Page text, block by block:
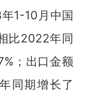
1-10月中国
比2022年同
；出口金额
同期增长了